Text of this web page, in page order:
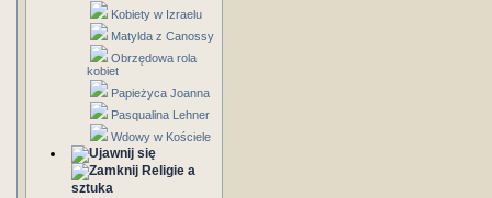
Kobiety w Izraelu
Matylda z Canossy
Obrzędowa rola
kobiet
Papieżyca Joanna
Pasqualina Lehner
Wdowy w Kościele
Religie a
sztuka